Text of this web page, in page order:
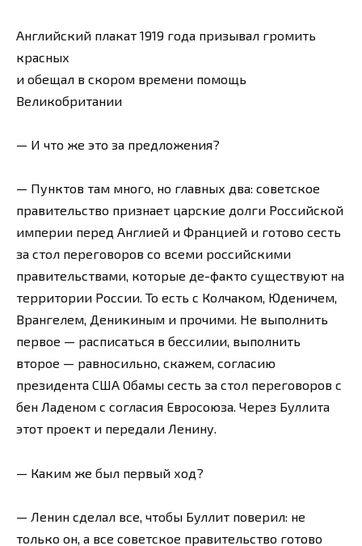
Английский плакат 1919 года призывал громить
красных
и обещал в скором времени помощь
Великобритании
— И что же это за предложения?
— Пунктов там много, но главных два: советское
правительство признает царские долги Российской
империи перед Англией и Францией и готово сесть
за стол переговоров со всеми российскими
правительствами, которые де-факто существуют на
территории России. То есть с Колчаком, Юденичем,
Врангелем, Деникиным и прочими. Не выполнить
первое — расписаться в бессилии, выполнить
второе — равносильно, скажем, согласию
президента США Обамы сесть за стол переговоров с
бен Ладеном с согласия Евросоюза. Через Буллита
этот проект и передали Ленину.
— Каким же был первый ход?
— Ленин сделал все, чтобы Буллит поверил: не
только он, а все советское правительство готово